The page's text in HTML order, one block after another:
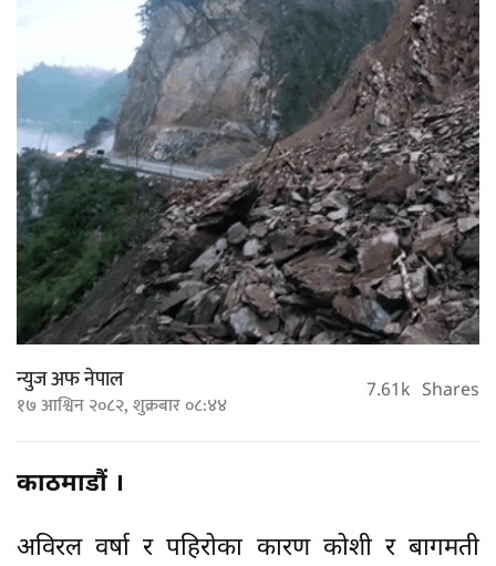
न्युज अफ नेपाल
१७ आश्विन २०८२, शुक्रबार ०८:४४ 7.61k Shares
काठमाडौं ।
अविरल वर्षा र पहिरोका कारण कोशी र बागमती